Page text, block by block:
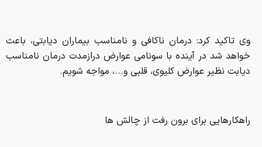
وی تاکید کرد: درمان ناکافی و نامناسب بیماران دیابتی، باعث
خواهد شد در آینده با سونامی عوارض درازمدت درمان نامناسب
دیابت نظیر عوارض کلیوی، قلبی و...، مواجه شویم.
راهکارهایی برای برون رفت از چالش ها